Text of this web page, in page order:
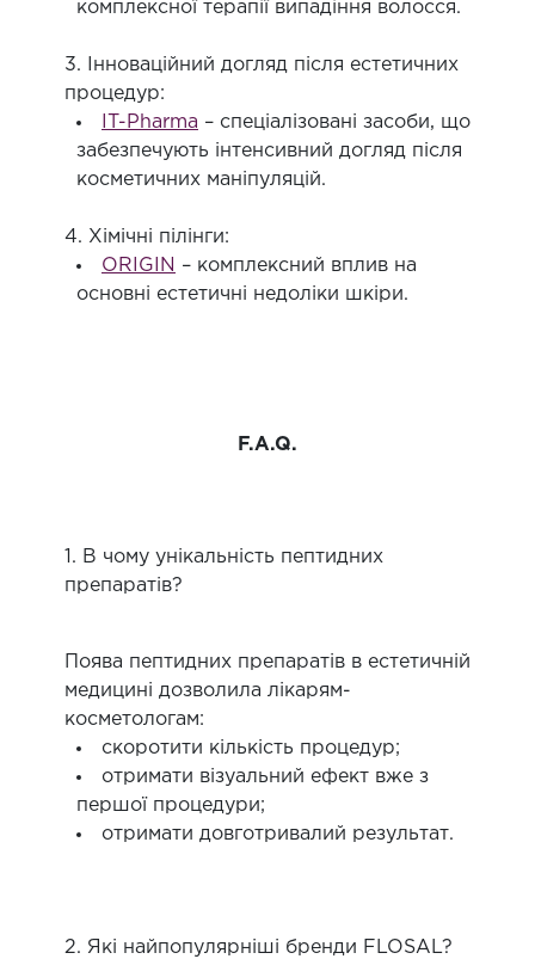
комплексної терапії випадіння волосся.
3. Інноваційний догляд після естетичних
процедур:
IT-Pharma – спеціалізовані засоби, що
забезпечують інтенсивний догляд після
косметичних маніпуляцій.
4. Хімічні пілінги:
ORIGIN – комплексний вплив на
основні естетичні недоліки шкіри.
F.A.Q.
1. В чому унікальність пептидних
препаратів?
Поява пептидних препаратів в естетичній
медицині дозволила лікарям-
косметологам:
скоротити кількість процедур;
отримати візуальний ефект вже з
першої процедури;
отримати довготривалий результат.
2. Які найпопулярніші бренди FLOSAL?